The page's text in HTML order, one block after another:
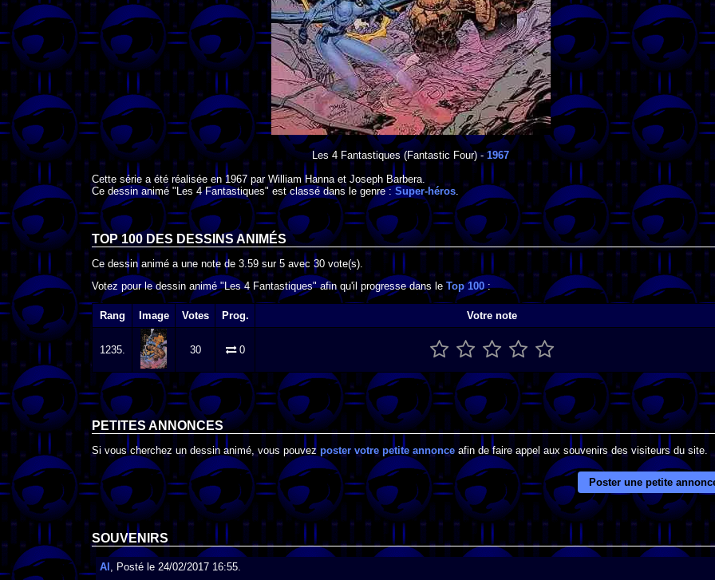
Les 4 Fantastiques(Fantastic Four) -1967
Cette série a été réalisée en 1967 par William Hannaet Joseph Barbera.
Ce dessin animé "Les 4 Fantastiques" est classé dans le genre : Super-héros.
TOP 100 DES DESSINS ANIMÉS
Ce dessin animé a une note de 3.59 sur 5 avec 30 vote(s).
Votez pour le dessin animé "Les 4 Fantastiques" afin qu'il progresse dans le Top 100:
Rang Image Votes Prog. Votre note
1235. 30 0
PETITES ANNONCES
Si vous cherchez un dessin animé, vous pouvez poster votre petite annonce afin de faire appel aux souvenirs des visiteurs du site.
Poster une petite
SOUVENIRS
Al , Posté le 24/02/2017 16:55.